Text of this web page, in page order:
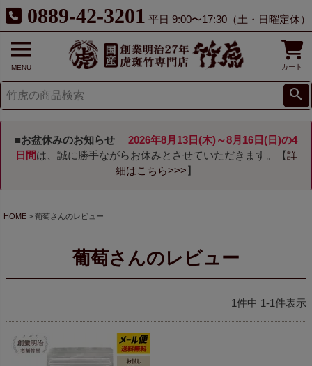
0889-42-3201 平日 9:00〜17:30（土・日曜定休）
MENU カート
■お盆休みのお知らせ
2026年8月13日(木)～8月16日(日)の4
日間は、誠に勝手ながらお休みとさせていただきます。【詳
細はこちら>>> 】
HOME 葡萄さんのレビュー
葡萄さんのレビュー
1件中 1-1件表示